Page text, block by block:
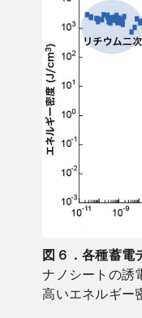
図６．各種蓄電
ナノシートの誘
高いエネルギー